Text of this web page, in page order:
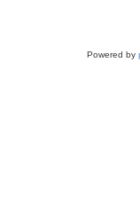
Powered by